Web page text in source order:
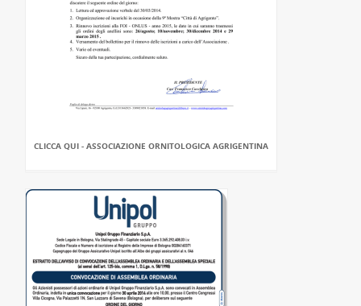
CLICCA QUI - ASSOCIAZIONE ORNITOLOGICA AGRIGENTINA